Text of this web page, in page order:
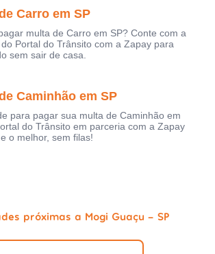
Carro em SP
multa de Carro em SP? Conte com a
Portal do Trânsito com a Zapay para
sem sair de casa.
Caminhão em SP
para pagar sua multa de Caminhão em
do Trânsito em parceria com a Zapay
o melhor, sem filas!
próximas a Mogi Guaçu - SP